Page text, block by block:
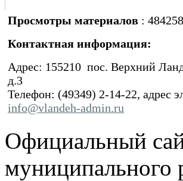
Просмотры материалов :
Контактная информация:
Адрес: 155210 пос. Верхний
д.3
Телефон: (49349) 2-14-22, адрес
info@vlandeh-admin.ru
Официальный
муниципального